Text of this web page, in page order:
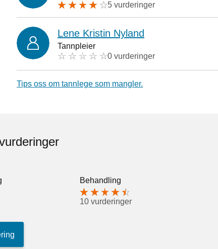
5 vurderinger
Lene Kristin Nyland
Tannpleier
0 vurderinger
Tips oss om tannlege som mangler.
Behandling
10 vurderinger